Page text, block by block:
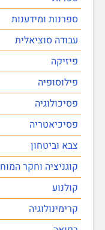
ספרנות ומידענות
עבודה סוציאלית
פיזיקה
פילוסופיה
פסיכולוגיה
פסיכיאטריה
צבא וביטחון
קוגניציה וחקר המוח
קולנוע
קרימינולוגיה